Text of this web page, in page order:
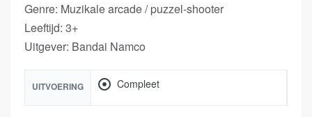
Genre: Muzikale arcade / puzzel-shooter
Leeftijd: 3+
Uitgever: Bandai Namco
UITVOERING Compleet